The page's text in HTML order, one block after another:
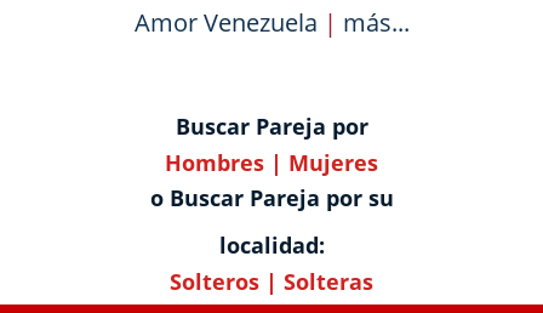
Amor Venezuela | más...
Buscar Pareja por
Hombres | Mujeres
o Buscar Pareja por su
localidad:
Solteros | Solteras